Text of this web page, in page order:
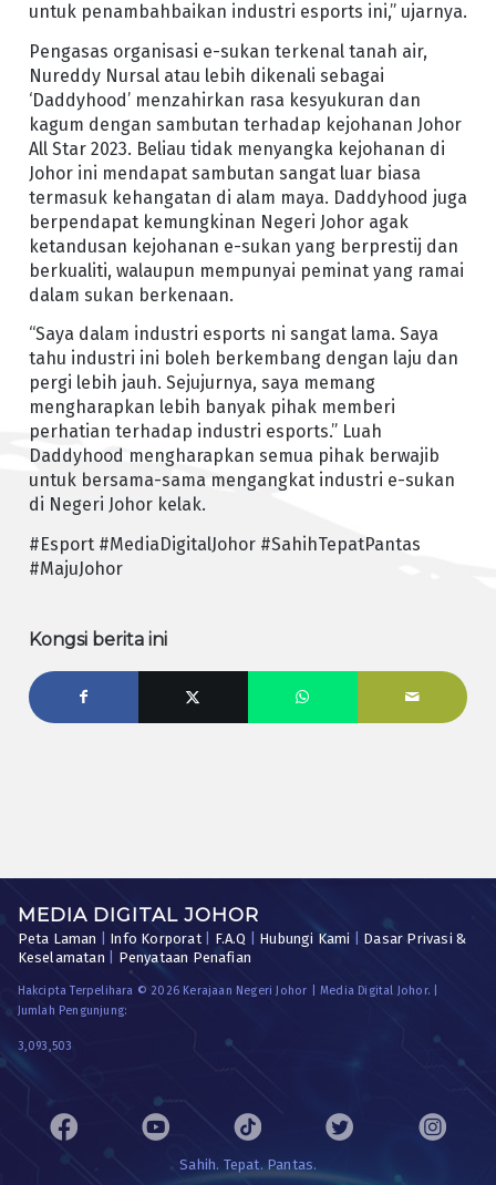
untuk penambahbaikan industri esports ini,” ujarnya.
Pengasas organisasi e-sukan terkenal tanah air,
Nureddy Nursal atau lebih dikenali sebagai
‘Daddyhood’ menzahirkan rasa kesyukuran dan
kagum dengan sambutan terhadap kejohanan Johor
All Star 2023. Beliau tidak menyangka kejohanan di
Johor ini mendapat sambutan sangat luar biasa
termasuk kehangatan di alam maya. Daddyhood juga
berpendapat kemungkinan Negeri Johor agak
ketandusan kejohanan e-sukan yang berprestij dan
berkualiti, walaupun mempunyai peminat yang ramai
dalam sukan berkenaan.
“Saya dalam industri esports ni sangat lama. Saya
tahu industri ini boleh berkembang dengan laju dan
pergi lebih jauh. Sejujurnya, saya memang
mengharapkan lebih banyak pihak memberi
perhatian terhadap industri esports.” Luah
Daddyhood mengharapkan semua pihak berwajib
untuk bersama-sama mengangkat industri e-sukan
di Negeri Johor kelak.
#Esport #MediaDigitalJohor #SahihTepatPantas
#MajuJohor
Kongsi berita ini
MEDIA DIGITAL JOHOR
Peta Laman Info Korporat| F.A.Q Hubungi Kami
Dasar Privasi &
Keselamatan
Penyataan Penafian
Hakcipta Terpelihara © 2026 Kerajaan Negeri Johor | Media Digital Johor. |
Jumlah Pengunjung:
3,093,503
Sahih. Tepat. Pantas.